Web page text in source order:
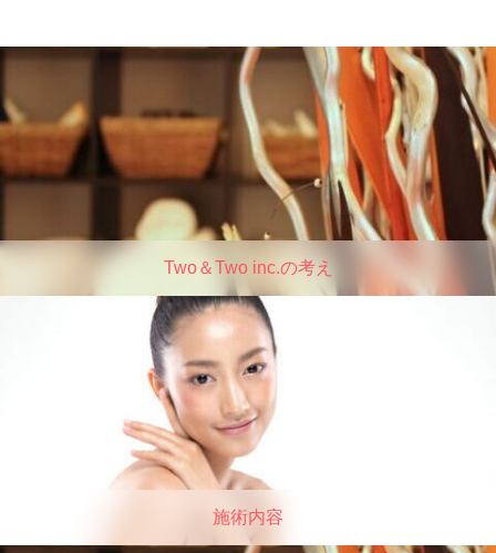
Two＆Two inc.の考え
施術内容